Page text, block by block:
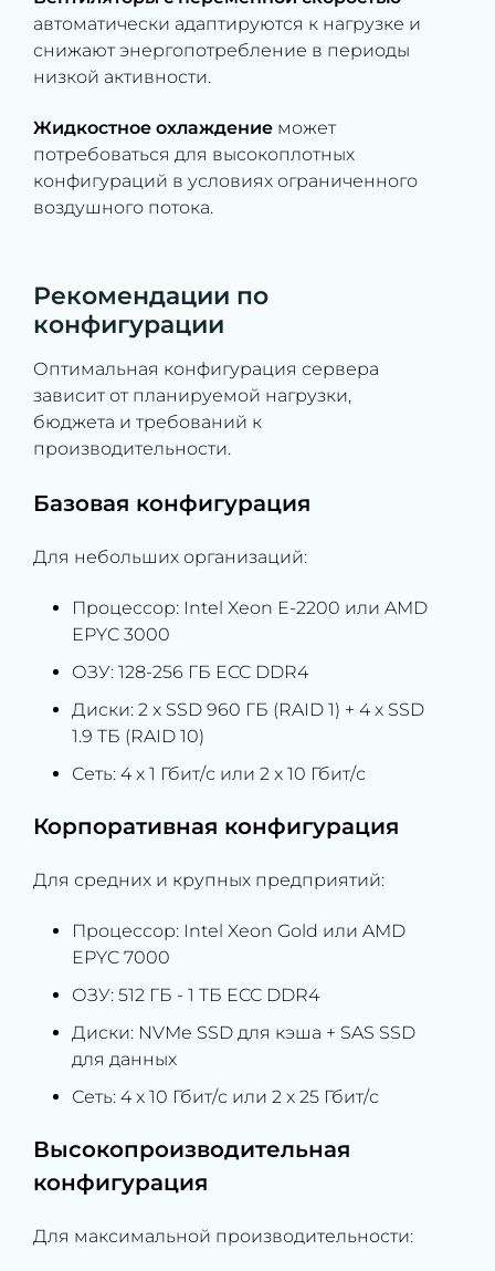
автоматически адаптируются к нагрузке и
снижают энергопотребление в периоды
низкой активности.
Жидкостное охлаждение может
потребоваться для высокоплотных
конфигураций в условиях ограниченного
воздушного потока.
Рекомендации по
конфигурации
Оптимальная конфигурация сервера
зависит от планируемой нагрузки,
бюджета и требований к
производительности.
Базовая конфигурация
Для небольших организаций:
Процессор: Intel Xeon E-2200 или AMD
EPYC 3000
ОЗУ: 128-256 ГБ ECC DDR4
Диски: 2 x SSD 960 ГБ (RAID 1) + 4 x SSD
1.9 ТБ (RAID 10)
Сеть: 4 x 1 Гбит/с или 2 x 10 Гбит/с
Корпоративная конфигурация
Для средних и крупных предприятий:
Процессор: Intel Xeon Gold или AMD
EPYC 7000
ОЗУ: 512 ГБ - 1 ТБ ECC DDR4
Диски: NVMe SSD для кэша + SAS SSD
для данных
Сеть: 4 x 10 Гбит/с или 2 x 25 Гбит/с
Высокопроизводительная
конфигурация
Для максимальной производительности: